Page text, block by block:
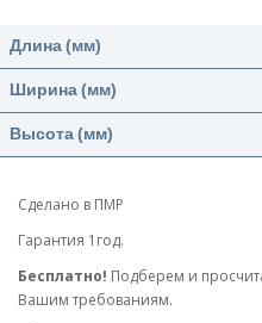
Длина (мм)
Ширина (мм)
Высота (мм)
Сделано в ПМР
Гарантия 1год.
Бесплатно! Подберем и
Вашим требованиям.